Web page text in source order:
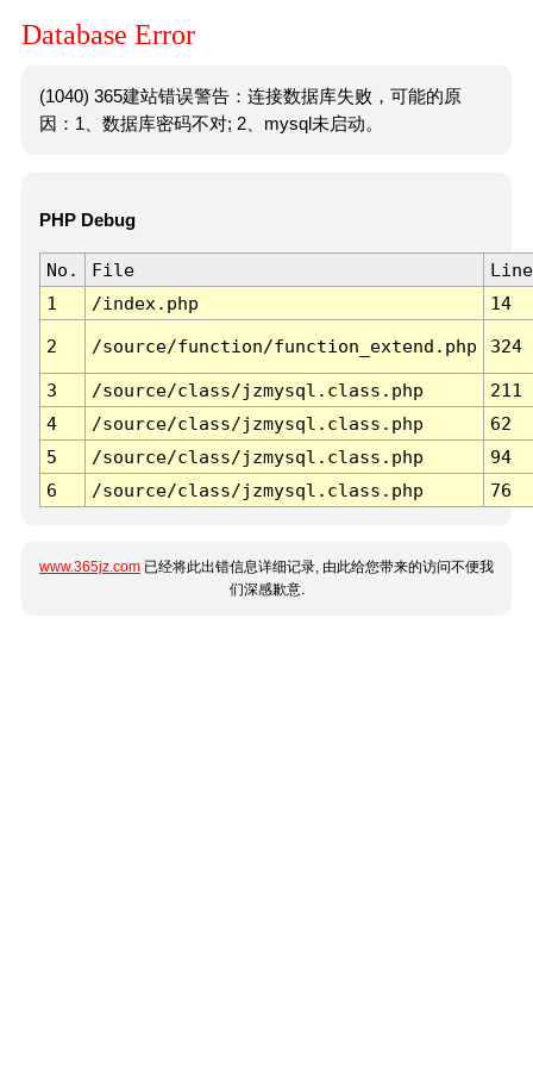
Database Error
(1040) 365建站错误警告：连接数据库失败，可能的原
因：1、数据库密码不对; 2、mysql未启动。
PHP Debug
No. File
Line
1
/index.php 14
2 /source/function/function_extend.php 324
3 /source/class/jzmysql.class.php
211
4
/source/class/jzmysql.class.php
62
5
/source/class/jzmysql.class.php
94
6
/source/class/jzmysql.class.php 76
www.365jz.com 已经将此出错信息详细记录, 由此给您带来的访问不便我
们深感歉意.